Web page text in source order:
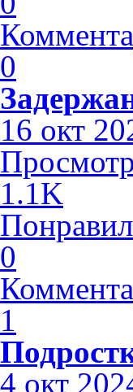
0
16 окт
1.1K
0
1
4 окт